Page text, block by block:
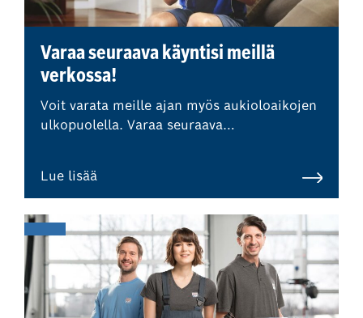
Varaa seuraava käyntisi meillä
verkossa!
Voit varata meille ajan myös aukioloaikojen
ulkopuolella. Varaa seuraava
välittömästi tiedon hinnasta.
Lue lisää